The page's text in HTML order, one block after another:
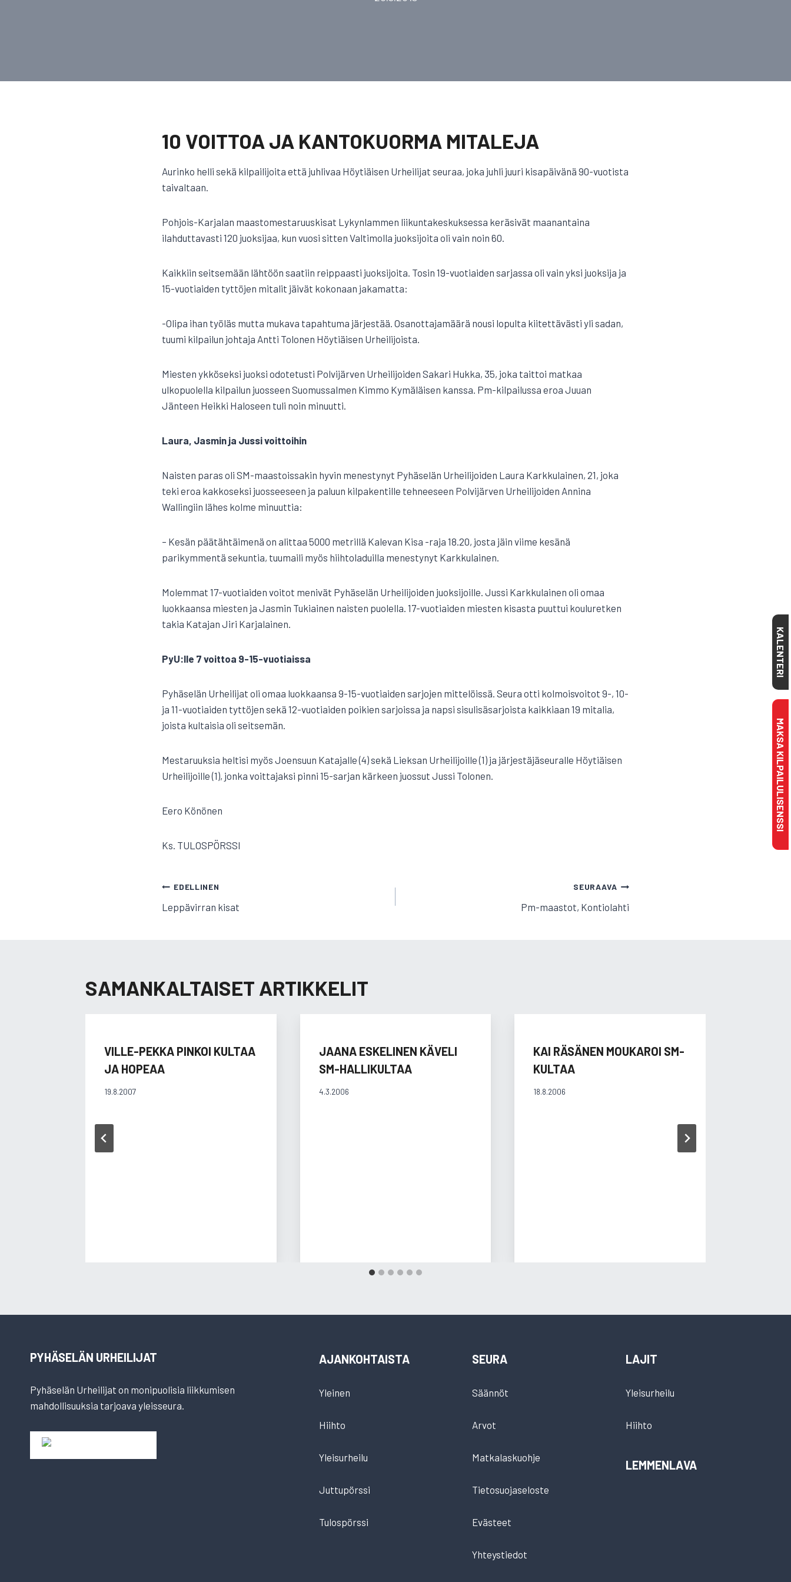
10 VOITTOA JA KANTOKUORMA MITALEJA
Aurinko helli sekä kilpailijoita että juhlivaa Höytiäisen Urheilijat seuraa, joka juhli juuri kisapäivänä 90-vuotista
taivaltaan.
Pohjois-Karjalan maastomestaruuskisat Lykynlammen liikuntakeskuksessa keräsivät maanantaina
ilahduttavasti 120 juoksijaa, kun vuosi sitten Valtimolla juoksijoita oli vain noin 60.
Kaikkiin seitsemään lähtöön saatiin reippaasti juoksijoita. Tosin 19-vuotiaiden sarjassa oli vain yksi juoksija ja
15-vuotiaiden tyttöjen mitalit jäivät kokonaan jakamatta:
-Olipa ihan työläs mutta mukava tapahtuma järjestää. Osanottajamäärä nousi lopulta kiitettävästi yli sadan,
tuumi kilpailun johtaja Antti Tolonen Höytiäisen Urheilijoista.
Miesten ykköseksi juoksi odotetusti Polvijärven Urheilijoiden Sakari Hukka, 35, joka taittoi matkaa
ulkopuolella kilpailun juosseen Suomussalmen Kimmo Kymäläisen kanssa. Pm-kilpailussa eroa Juuan
Jänteen Heikki Haloseen tuli noin minuutti.
Laura, Jasmin ja Jussi voittoihin
Naisten paras oli SM-maastoissakin hyvin menestynyt Pyhäselän Urheilijoiden Laura Karkkulainen, 21, joka
teki eroa kakkoseksi juosseeseen ja paluun kilpakentille tehneeseen Polvijärven Urheilijoiden Annina
Wallingiin lähes kolme minuuttia:
– Kesän päätähtäimenä on alittaa 5000 metrillä Kalevan Kisa -raja 18.20, josta jäin viime kesänä
parikymmentä sekuntia, tuumaili myös hiihtoladuilla menestynyt Karkkulainen.
Molemmat 17-vuotiaiden voitot menivät Pyhäselän Urheilijoiden juoksijoille. Jussi Karkkulainen oli omaa
luokkaansa miesten ja Jasmin Tukiainen naisten puolella. 17-vuotiaiden miesten kisasta puuttui kouluretken
takia Katajan Jiri Karjalainen.
PyU:lle 7 voittoa 9-15-vuotiaissa
Pyhäselän Urheilijat oli omaa luokkaansa 9-15-vuotiaiden sarjojen mittelöissä. Seura otti kolmoisvoitot 9-, 10-
ja 11-vuotiaiden tyttöjen sekä 12-vuotiaiden poikien sarjoissa ja napsi sisulisäsarjoista kaikkiaan 19 mitalia,
joista kultaisia oli seitsemän.
Mestaruuksia heltisi myös Joensuun Katajalle (4) sekä Lieksan Urheilijoille (1) ja järjestäjäseuralle Höytiäisen
Urheilijoille (1), jonka voittajaksi pinni 15-sarjan kärkeen juossut Jussi Tolonen.
Eero Könönen
Ks. TULOSPÖRSSI
ARTIKKELIEN
SELAUS
EDELLINEN
Leppävirran kisat
SEURAAVA
Pm-maastot, Kontiolahti
SAMANKALTAISET ARTIKKELIT
VILLE-PEKKA PINKOI KULTAA
JA HOPEAA
19.8.2007
JAANA ESKELINEN KÄVELI
SM-HALLIKULTAA
4.3.2006
KAI RÄSÄNEN MOUKAROI SM-
KULTAA
18.8.2006
PYHÄSELÄN URHEILIJAT
Pyhäselän Urheilijat on monipuolisia liikkumisen
mahdollisuuksia tarjoava yleisseura.
AJANKOHTAISTA
Yleinen
Hiihto
Yleisurheilu
Juttupörssi
Tulospörssi
SEURA
Säännöt
Arvot
Matkalaskuohje
Tietosuojaseloste
Evästeet
Yhteystiedot
LAJIT
Yleisurheilu
Hiihto
LEMMENLAVA
KALENTERI
MAKSA KILPAILULISENSSI